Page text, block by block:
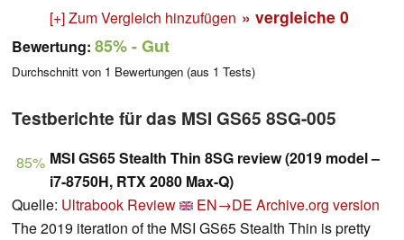
[+] Zum Vergleich hinzufügen » vergleiche 0
Bewertung: 85%- Gut
Durchschnitt von 1 Bewertungen (aus 1 Tests)
Testberichte für das MSI GS65 8SG-005
85% MSI GS65 Stealth Thin 8SG review (2019 model –
i7-8750H, RTX 2080 Max-Q)
Quelle: Ultrabook Review EN→DE Archive.org version
The 2019 iteration of the MSI GS65 Stealth Thin is pretty